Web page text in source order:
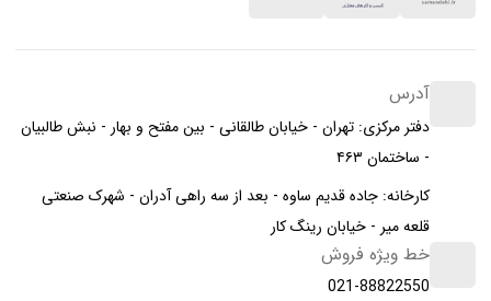
آدرس
دفتر مرکزی: تهران - خیابان طالقانی - بین مفتح و بهار - نبش طالبیان
- ساختمان ۴۶۳
کارخانه: جاده قدیم ساوه - بعد از سه راهی آدران - شهرک صنعتی
قلعه میر - خیابان رینگ کار
خط ویژه فروش
021-88822550